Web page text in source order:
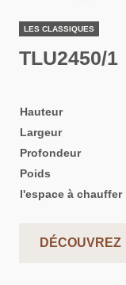
LES CLASSIQUES
TLU2450/1
Hauteur
Largeur
Profondeur
Poids
l'espace à chauffer
DÉCOUVREZ